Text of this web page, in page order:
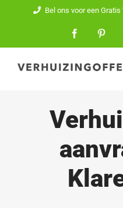
inhoud
Bel ons voor een
Facebook